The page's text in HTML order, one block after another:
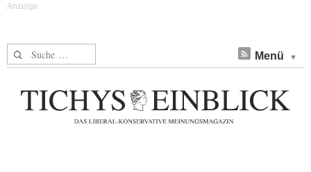
Suche nach: Menü